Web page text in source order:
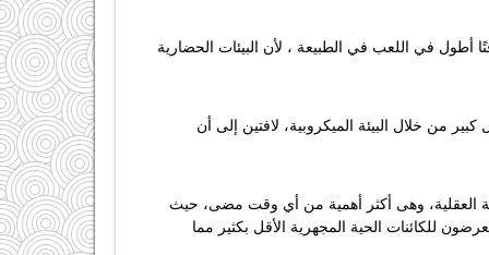
أطول في اللعب في الطبيعة ، لأن البيئات الحضارية
من خلال البيئة الميكروبية، لافتين إلى أن
العقلية، وهى أكثر أهمية من أي وقت مضى، حيث
يتعرضون للكائنات الحية المجهرية الأقل بكثير مما